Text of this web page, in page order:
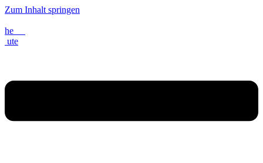
Zum Inhalt springen
he
ute